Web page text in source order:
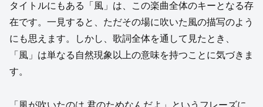
タイトルにもある「風」は、この楽曲全体のキーとなる存
在です。一見すると、ただその場に吹いた風の描写のよう
にも思えます。しかし、歌詞全体を通して見たとき、
「風」は単なる自然現象以上の意味を持つことに気づきま
す。
「風が吹いたのは 君のためなんだよ」というフレーズに